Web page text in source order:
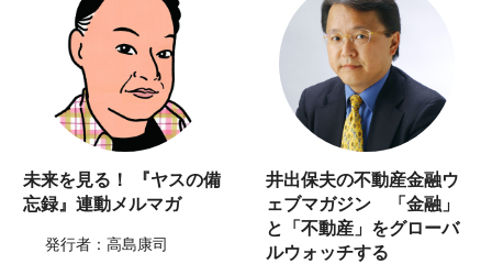
未来を見る！ 『ヤスの備
忘録』連動メルマガ
発行者：高島康司
井出保夫の不動産金融ウ
ェブマガジン 「金融」
と「不動産」をグローバ
ルウォッチする